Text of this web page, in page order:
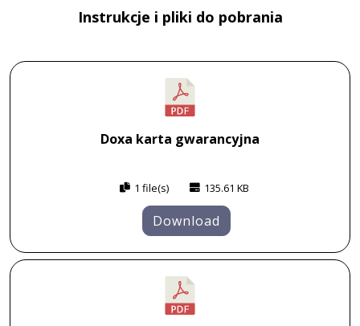
Instrukcje i pliki do pobrania
Doxa karta gwarancyjna
1 file(s) 135.61 KB
Download